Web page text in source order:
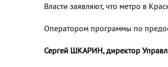
Власти заявляют, что метро в
Оператором программы по
Сергей ШКАРИН, директор